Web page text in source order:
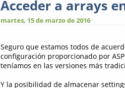
Acceder a arrays
martes, 15 de marzo de 2016
Seguro que estamos todos de
configuración proporcionado por
teníamos en las versiones más
Y la posibilidad de almacenar